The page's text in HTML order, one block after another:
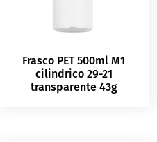
Frasco PET 500ml M1
cilindrico 29-21
transparente 43g